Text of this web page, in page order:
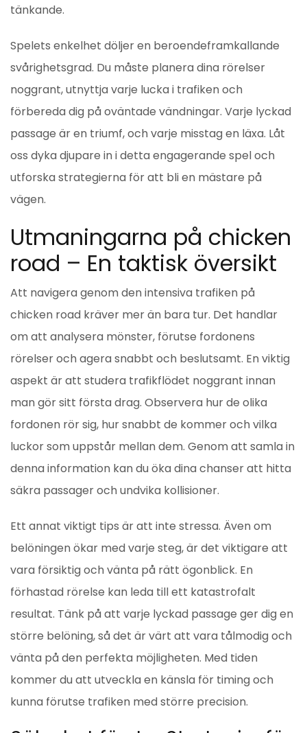
tänkande.
Spelets enkelhet döljer en beroendeframkallande
svårighetsgrad. Du måste planera dina rörelser
noggrant, utnyttja varje lucka i trafiken och
förbereda dig på oväntade vändningar. Varje lyckad
passage är en triumf, och varje misstag en läxa. Låt
oss dyka djupare in i detta engagerande spel och
utforska strategierna för att bli en mästare på
vägen.
Utmaningarna på chicken
road – En taktisk översikt
Att navigera genom den intensiva trafiken på
chicken road kräver mer än bara tur. Det handlar
om att analysera mönster, förutse fordonens
rörelser och agera snabbt och beslutsamt. En viktig
aspekt är att studera trafikflödet noggrant innan
man gör sitt första drag. Observera hur de olika
fordonen rör sig, hur snabbt de kommer och vilka
luckor som uppstår mellan dem. Genom att samla in
denna information kan du öka dina chanser att hitta
säkra passager och undvika kollisioner.
Ett annat viktigt tips är att inte stressa. Även om
belöningen ökar med varje steg, är det viktigare att
vara försiktig och vänta på rätt ögonblick. En
förhastad rörelse kan leda till ett katastrofalt
resultat. Tänk på att varje lyckad passage ger dig en
större belöning, så det är värt att vara tålmodig och
vänta på den perfekta möjligheten. Med tiden
kommer du att utveckla en känsla för timing och
kunna förutse trafiken med större precision.